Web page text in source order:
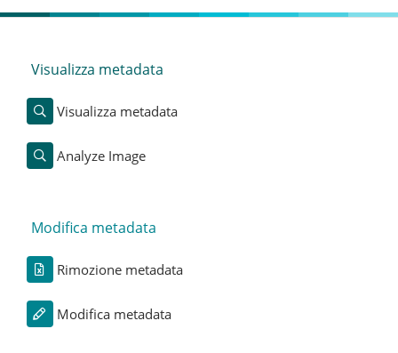
Visualizza metadata
Visualizza metadata
Analyze Image
Modifica metadata
Rimozione metadata
Modifica metadata